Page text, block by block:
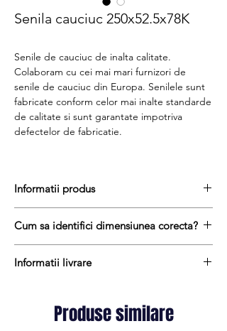
Senila cauciuc 250x52.5x78K
Senile de cauciuc de inalta calitate.
Colaboram cu cei mai mari furnizori de
senile de cauciuc din Europa. Senilele sunt
fabricate conform celor mai inalte standarde
de calitate si sunt garantate impotriva
defectelor de fabricatie.
Informatii produs
un amestec de cauciuc natural si cauciuc
sintetic cu adaos de substante chimice anti-
abrazive pentru a reduce rata de uzura prin
In interiorul sinelor de cauciuc gasim un
miez format din cabluri de otel de
Cum sa identifici dimensiunea corecta?
cauciuc, urmati acesti trei pasi simpli:
masurati distanta dintre centrul dintelui
si centrul urmatorului dinte = a doua
Informatii livrare
cauciuc variaza intre 1 si 10 zile lucratoare.
Transportul este gratuit oriunde in Romania
Produse similare